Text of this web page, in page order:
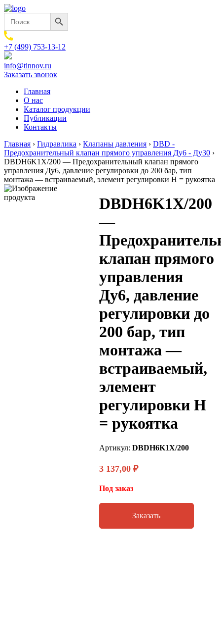
Search
for:
Search Button
+7 (499) 753-13-12
info@tinnov.ru
Заказать звонок
Главная
О нас
Каталог продукции
Публикации
Контакты
Главная › Гидравлика › Клапаны давления › DBD -
Предохранительный клапан прямого управления Ду6 - Ду30 ›
DBDH6K1X/200 — Предохранительный клапан прямого
управления Ду6, давление регулировки до 200 бар, тип
монтажа — встраиваемый, элемент регулировки H = рукоятка
DBDH6K1X/200
—
клапан прямого
управления
Ду6, давление
регулировки до
200 бар, тип
монтажа —
встраиваемый,
элемент
регулировки H
= рукоятка
Артикул: DBDH6K1X/200
3 137,00 ₽
Под заказ
Заказать